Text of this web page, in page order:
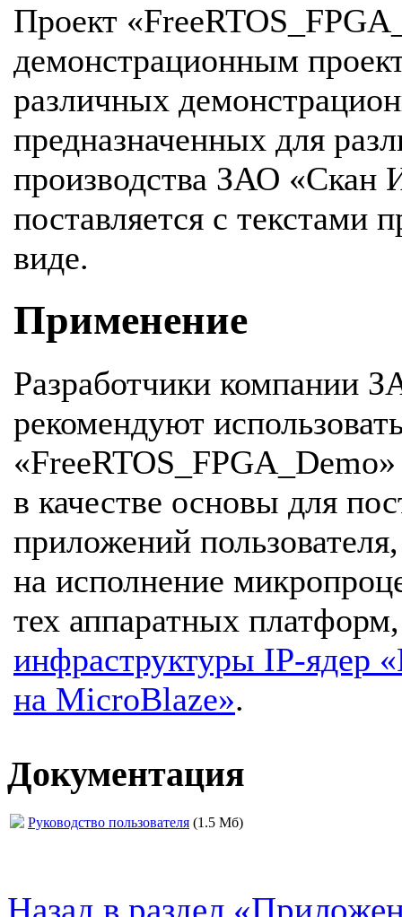
Проект
демонстрационным
различных
предназначенных для
производства ЗАО «Скан
поставляется с текстами
виде.
Применение
Разработчики компании
рекомендуют
в качестве основы для
приложений
на исполнение
тех аппаратных
инфраструктуры IP-ядер
на MicroBlaze».
Документация
Руководство пользователя (1.5 Мб)